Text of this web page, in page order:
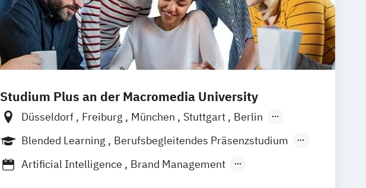
Studium Plus an der Macromedia University
Düsseldorf Freiburg München Stuttgart
Berlin
Frankfurt am Main
Hamburg Hannover Leipzig
Blended Learning
Berufsbegleitendes Präsenzstudium
Vollzeit
Artificial Intelligence
Brand Management